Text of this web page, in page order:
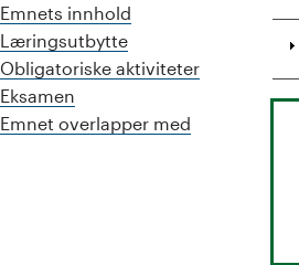
Emnets innhold
Læringsutbytte
Obligatoriske aktiviteter
Eksamen
Emnet overlapper med